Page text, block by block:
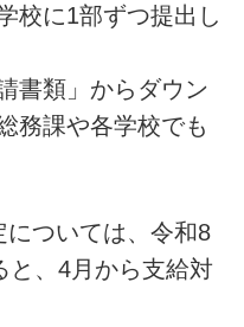
校に1部ずつ提出し
書類」からダウン
務課や各学校でも
ついては、令和8
と、4月から支給対